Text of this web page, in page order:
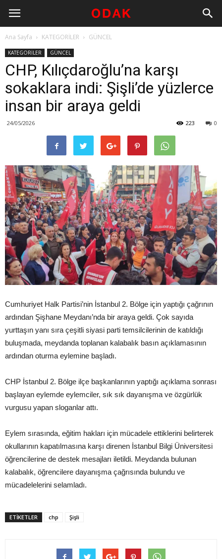
Ana Sayfa KATEGORİLER GÜNCEL
KATEGORİLER GÜNCEL
CHP, Kılıçdaroğlu’na karşı
sokaklara indi: Şişli’de yüzlerce
insan bir araya geldi
24/05/2026 0
223
Cumhuriyet Halk Partisi’nin İstanbul 2. Bölge için yaptığı çağrının
ardından Şişhane Meydanı’nda bir araya geldi. Çok sayıda
yurttaşın yanı sıra çeşitli siyasi parti temsilcilerinin de katıldığı
buluşmada, meydanda toplanan kalabalık basın açıklamasının
ardından oturma eylemine başladı.
CHP İstanbul 2. Bölge ilçe başkanlarının yaptığı açıklama sonrası
başlayan eylemde eylemciler, sık sık dayanışma ve özgürlük
vurgusu yapan sloganlar attı.
Eylem sırasında, eğitim hakları için mücadele ettiklerini belirterek
okullarının kapatılmasına karşı direnen İstanbul Bilgi Üniversitesi
öğrencilerine de destek mesajları iletildi. Meydanda bulunan
kalabalık, öğrencilere dayanışma çağrısında bulundu ve
mücadelelerini selamladı.
ETIKETLER chp Şişli